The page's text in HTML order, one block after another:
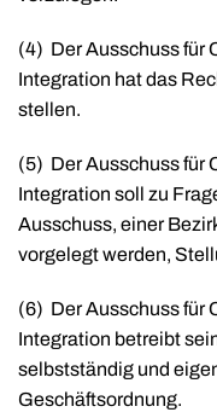
(4) Der Ausschuss für
Integration hat das
stellen.
(5) Der Ausschuss für
Integration soll zu
Ausschuss, einer
vorgelegt werden,
(6) Der Ausschuss für
Integration betreibt
selbstständig und
Geschäftsordnung.